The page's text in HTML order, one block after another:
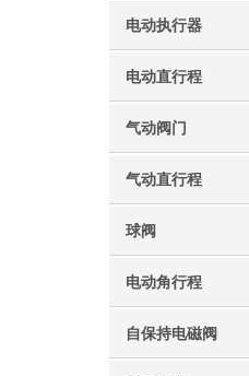
电动执行器
电动直行程
气动阀门
气动直行程
球阀
电动角行程
自保持电磁阀